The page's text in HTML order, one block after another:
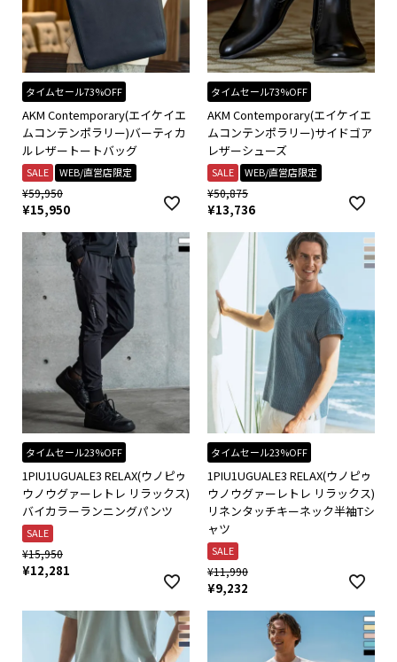
タイムセール73%OFF
AKM Contemporary(エイケイエ
ムコンテンポラリー)バーティカ
ルレザートートバッグ
SALE WEB/直営店限定
¥59,950
¥15,950
タイムセール73%OFF
AKM Contemporary(エイケイエ
ムコンテンポラリー)サイドゴア
レザーシューズ
SALE WEB/直営店限定
¥50,875
¥13,736
タイムセール23%OFF
1PIU1UGUALE3 RELAX(ウノピゥ
ウノウグァーレトレ リラックス)
バイカラーランニングパンツ
SALE
¥15,950
¥12,281
タイムセール23%OFF
1PIU1UGUALE3 RELAX(ウノピゥ
ウノウグァーレトレ リラックス)
リネンタッチキーネック半袖Tシ
ャツ
SALE
¥11,990
¥9,232